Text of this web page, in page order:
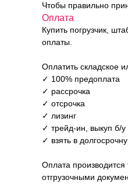
Чтобы правильно
Оплата
Купить погрузчик,
оплаты.
Оплатить складское
✓ 100% предоплата
✓ рассрочка
✓ отсрочка
✓ лизинг
✓ трейд-ин, выкуп б/у
✓ взять в
Оплата производится
отгрузочными